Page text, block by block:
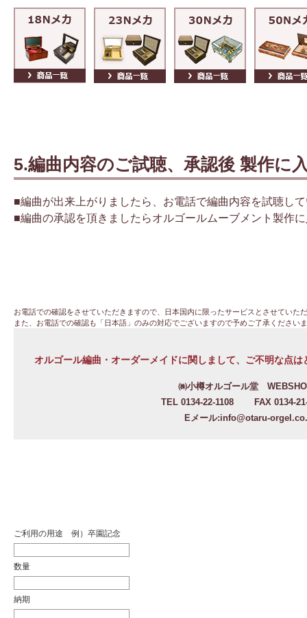
5.編曲内容のご試聴、承認後 製作に
■編曲が出来上がりましたら、お電話で編曲内容を試聴し
■編曲の承認を頂きましたらオルゴールムーブメント製作
お電話での確認をさせていただきますので、日本国内に限ったサービスとさせていた
また、お電話での確認も「日本語」のみの対応でございますので予めご了承ください
オルゴール編曲・オーダーメイドに関しまして、ご不明な点
㈱小樽オルゴール堂
TEL 0134-22-1108 FAX 0134-
Eメール:info@otaru-
ご利用の用途 例）卒園記念
数量
納期